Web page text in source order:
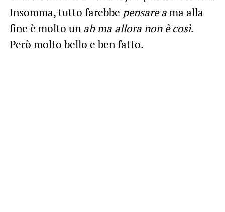
Insomma, tutto farebbe pensare ama alla
fine è molto un ah ma allora non è così.
Però molto bello e ben fatto.